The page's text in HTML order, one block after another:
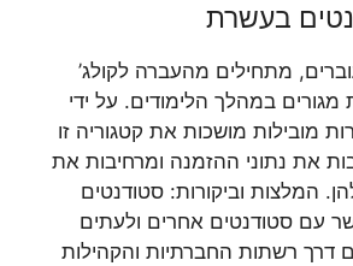
בעשרת
מתחילים מהעברה לקולג’
במהלך הלימודים. על ידי
מובילות מושכות את קטגוריה זו
את נתוני ההזמנה ומרחיבות את
המלצות וביקורות: סטודנטים
עם סטודנטים אחרים ולעתים
דרך רשתות החברתיות והקהילות